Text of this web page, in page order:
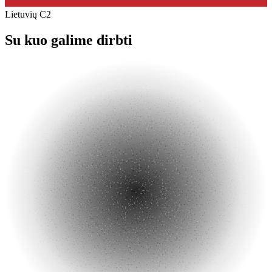
Lietuvių C2
Su kuo galime dirbti